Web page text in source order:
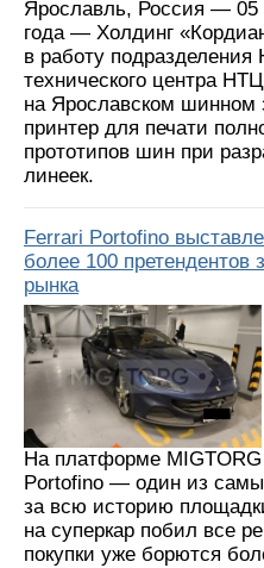
Ярославль, Россия — 05
года — Холдинг
в работу подразделения
технического центра
на Ярославском шинном
принтер для печати
прототипов шин при
линеек.
Ferrari Portofino
более 100 претендентов
рынка
На платформе
Portofino — один из
за всю историю
на суперкар побил все
покупки уже борются